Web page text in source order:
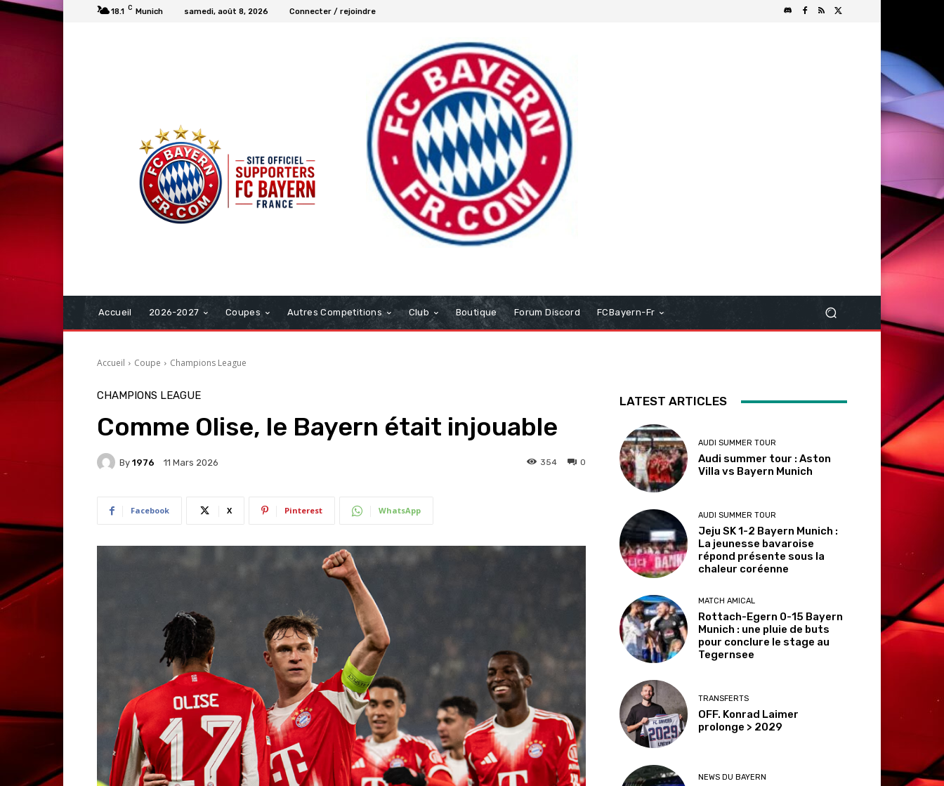
18.1 C Munich samedi, août 8, 2026 Connecter / rejoindre
Accueil 2026-2027 Coupes Autres Competitions Club Boutique Forum Discord FCBayern-Fr
Accueil Coupe Champions League
CHAMPIONS LEAGUE
Comme Olise, le Bayern était injouable
By 1976 11 Mars 2026 0
354
Facebook X Pinterest WhatsApp
LATEST ARTICLES
AUDI SUMMER TOUR
Audi summer tour : Aston
Villa vs Bayern Munich
AUDI SUMMER TOUR
Jeju SK 1-2 Bayern Munich :
La jeunesse bavaroise
répond présente sous la
chaleur coréenne
MATCH AMICAL
Rottach-Egern 0-15 Bayern
Munich : une pluie de buts
pour conclure le stage au
Tegernsee
TRANSFERTS
OFF. Konrad Laimer
prolonge > 2029
NEWS DU BAYERN